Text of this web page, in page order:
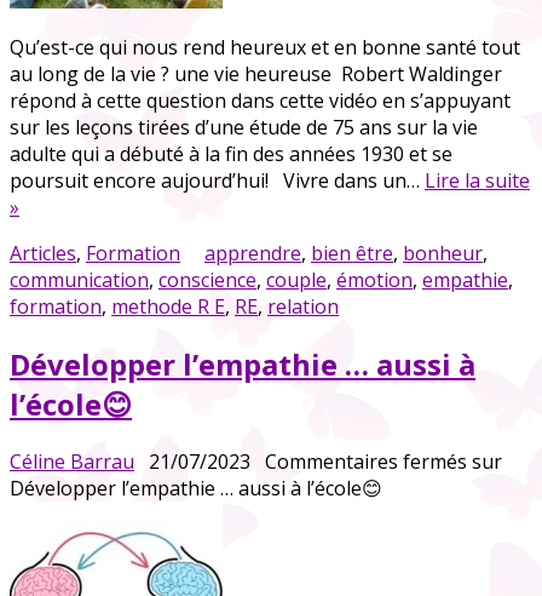
Qu’est-ce qui nous rend heureux et en bonne santé tout
au long de la vie ? une vie heureuse Robert Waldinger
répond à cette question dans cette vidéo en s’appuyant
sur les leçons tirées d’une étude de 75 ans sur la vie
adulte qui a débuté à la fin des années 1930 et se
poursuit encore aujourd’hui! Vivre dans un… Lire la suite
»
Articles, Formation apprendre, bien être, bonheur,
communication, conscience, couple, émotion, empathie,
formation, methode R E, RE, relation
Développer l’empathie … aussi à
l’école😊
Céline Barrau 21/07/2023 Commentaires fermés sur
Développer l’empathie … aussi à l’école😊